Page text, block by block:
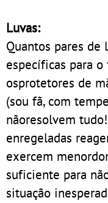
Luvas:
Quantos pares de
específicas para
osprotetores de
(sou fã, com
nãoresolvem
enregeladas
exercem
suficiente para
situação